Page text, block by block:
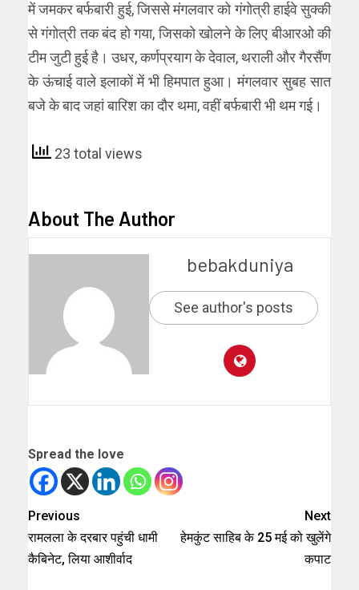
में जमकर बर्फबारी हुई, जिससे मंगलवार को गंगोत्री हाईवे सुक्की
से गंगोत्री तक बंद हो गया, जिसको खोलने के लिए बीआरओ की
टीम जुटी हुई है। उधर, कर्णप्रयाग के देवाल, थराली और गैरसैंण
के ऊंचाई वाले इलाकों में भी हिमपात हुआ। मंगलवार सुबह सात
बजे के बाद जहां बारिश का दौर थमा, वहीं बर्फबारी भी थम गई।
23 total views
About The Author
bebakduniya
See author's posts
Spread the love
Previous
रामलला के दरबार पहुंची धामी
कैबिनेट, लिया आशीर्वाद
Next
हेमकुंट साहिब के 25 मई को खुलेंगे
कपाट